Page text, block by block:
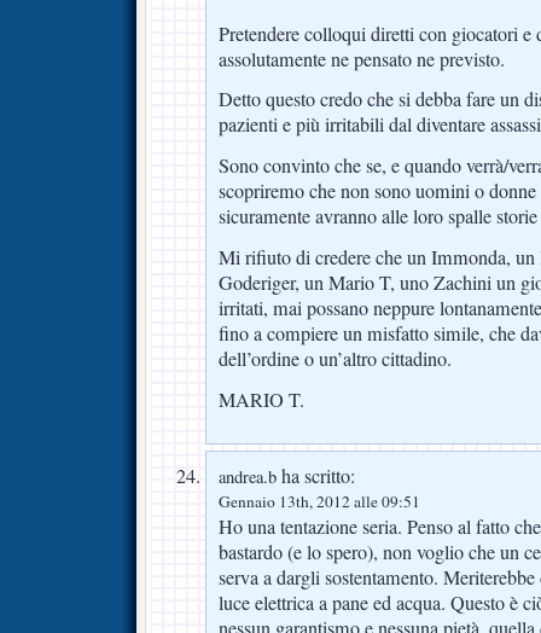
Pretendere colloqui diretti con giocatori e
assolutamente ne pensato ne previsto.
Detto questo credo che si debba fare un
pazienti e più irritabili dal diventare
Sono convinto che se, e quando verrà/
scopriremo che non sono uomini o
sicuramente avranno alle loro spalle
Mi rifiuto di credere che un Immonda,
Goderiger, un Mario T, uno Zachini un
irritati, mai possano neppure
fino a compiere un misfatto simile, che
dell’ordine o un’altro cittadino.
MARIO T.
andrea.b ha scritto:
Gennaio 13th, 2012 alle 09:51
Ho una tentazione seria. Penso al fatto
bastardo (e lo spero), non voglio che un
serva a dargli sostentamento.
luce elettrica a pane ed acqua. Questo è